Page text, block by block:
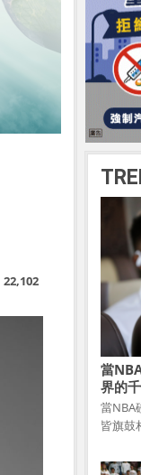
22,102
當
界的
當NBA
皆旗鼓